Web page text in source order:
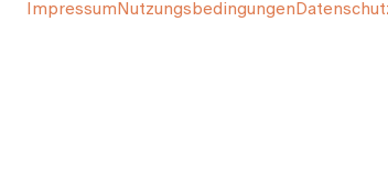
ImpressumNutzungsbedingungen